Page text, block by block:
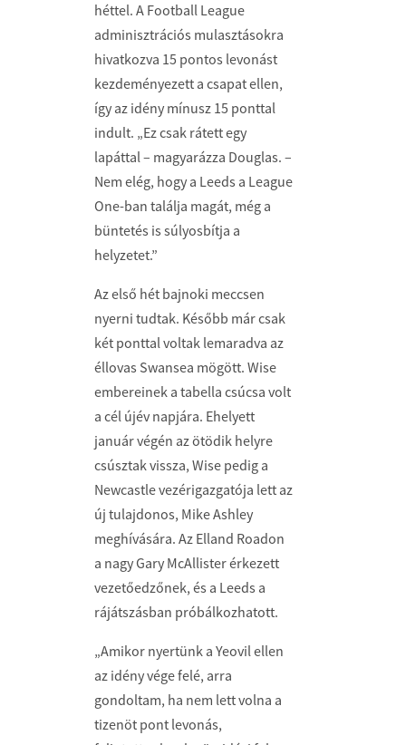
héttel. A Football League
adminisztrációs mulasztásokra
hivatkozva 15 pontos levonást
kezdeményezett a csapat ellen,
így az idény mínusz 15 ponttal
indult. „Ez csak rátett egy
lapáttal – magyarázza Douglas. –
Nem elég, hogy a Leeds a League
One-ban találja magát, még a
büntetés is súlyosbítja a
helyzetet.”
Az első hét bajnoki meccsen
nyerni tudtak. Később már csak
két ponttal voltak lemaradva az
éllovas Swansea mögött. Wise
embereinek a tabella csúcsa volt
a cél újév napjára. Ehelyett
január végén az ötödik helyre
csúsztak vissza, Wise pedig a
Newcastle vezérigazgatója lett az
új tulajdonos, Mike Ashley
meghívására. Az Elland Roadon
a nagy Gary McAllister érkezett
vezetőedzőnek, és a Leeds a
rájátszásban próbálkozhatott.
„Amikor nyertünk a Yeovil ellen
az idény vége felé, arra
gondoltam, ha nem lett volna a
tizenöt pont levonás,